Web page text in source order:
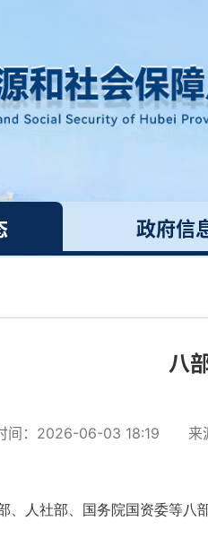
政府信
八
间：2026-06-03 18:19 来
人社部、国务院国资委等八